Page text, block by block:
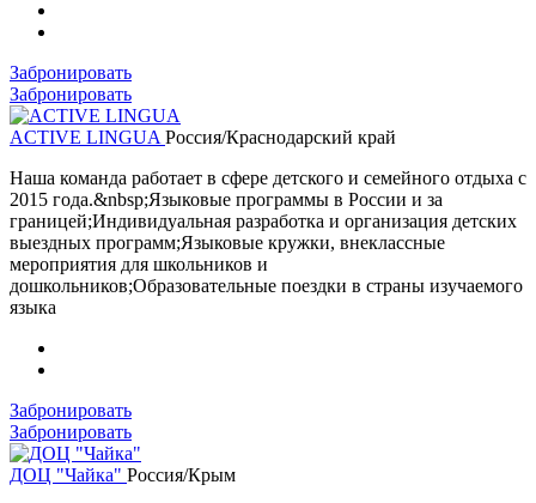
Забронировать
Забронировать
ACTIVE LINGUA Россия/Краснодарский край
Наша команда работает в сфере детского и семейного отдыха с
2015 года.&nbsp;Языковые программы в России и за
границей;Индивидуальная разработка и организация детских
выездных программ;Языковые кружки, внеклассные
мероприятия для школьников и
дошкольников;Образовательные поездки в страны изучаемого
языка
Забронировать
Забронировать
ДОЦ "Чайка" Россия/Крым